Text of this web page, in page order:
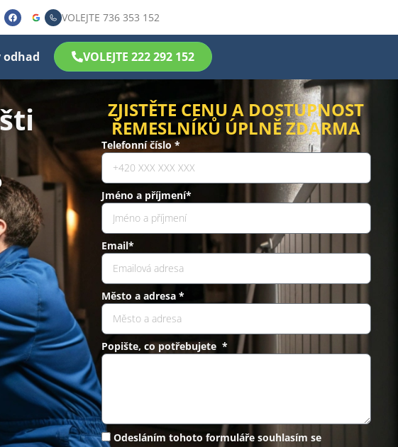
VOLEJTE 736 353 152
odhad VOLEJTE 222 292 152
ZJISTĚTE CENU A DOSTUPNOST
ŘEMESLNÍKŮ ÚPLNĚ ZDARMA
Telefonní číslo *
Jméno a příjmení*
Email*
Město a adresa *
Popište, co potřebujete *
Odesláním tohoto formuláře souhlasím se